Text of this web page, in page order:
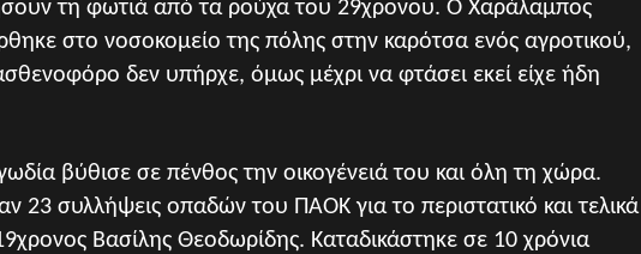
τη φωτιά από τα ρούχα του 29χρονου. Ο Χαράλαμπος
στο νοσοκομείο της πόλης στην καρότσα ενός αγροτικού,
δεν υπήρχε, όμως μέχρι να φτάσει εκεί είχε ήδη
βύθισε σε πένθος την οικογένειά του και όλη τη χώρα.
23 συλλήψεις οπαδών του ΠΑΟΚ για το περιστατικό και τελικά
Βασίλης Θεοδωρίδης. Καταδικάστηκε σε 10 χρόνια